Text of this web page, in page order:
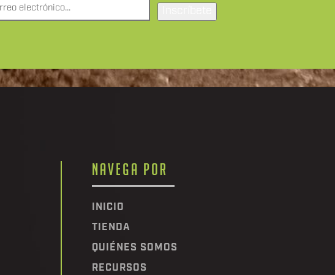
NAVEGA POR
INICIO
TIENDA
QUIÉNES SOMOS
RECURSOS